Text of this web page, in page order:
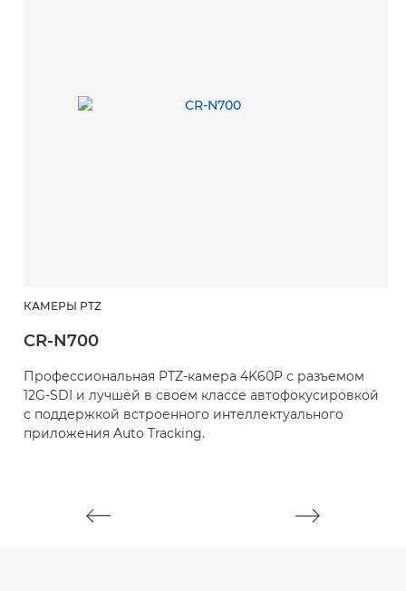
КАМЕРЫ PTZ
CR-N700
Профессиональная PTZ-камера 4K60P с разъемом
12G-SDI и лучшей в своем классе автофокусировкой
с поддержкой встроенного интеллектуального
приложения Auto Tracking.